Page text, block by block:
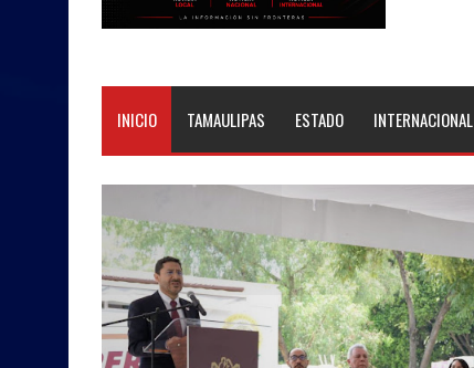
INICIO TAMAULIPAS ESTADO INTERNACIONAL